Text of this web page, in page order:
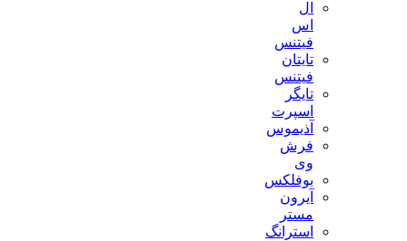
فیتنس
تایتان
فیتنس
تایگر
اسپرت
آذیموس
فرش
بوفلکس
آیرون
استرانگ